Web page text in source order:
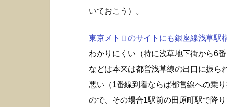
いておこう）。
東京メトロのサイトにも銀座線浅草駅
わかりにくい（特に浅草地下街から6
などは本来は都営浅草線の出口に振ら
悪い（1番線到着ならば都営線への乗
ので、その場合1駅前の田原町駅で降